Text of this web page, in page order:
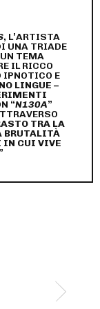
, L’ARTISTA
UNA TRIADE
TEMA
IL RICCO
IPNOTICO E
LINGUE –
“N130A”
TRA LA
BRUTALITÀ
IN CUI VIVE